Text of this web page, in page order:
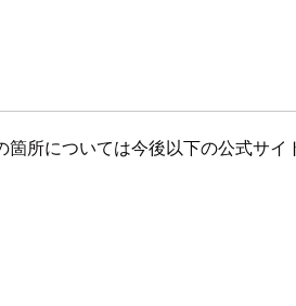
所については今後以下の公式サ